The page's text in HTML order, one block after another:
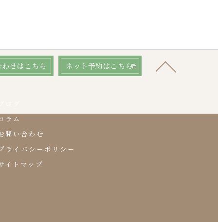
せはこちら ネット予約はこちら
ラム
問い合わせ
ライバシーポリシー
イトマップ